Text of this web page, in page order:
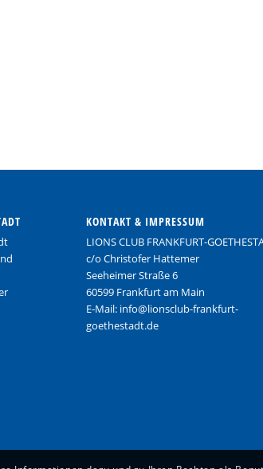
KONTAKT & IMPRESSUM
LIONS CLUB FRANKFURT-
c/o Christofer Hattemer
Seeheimer Straße 6
60599 Frankfurt am Main
E-Mail: info@lionsclub-frankfurt-
goethestadt.de